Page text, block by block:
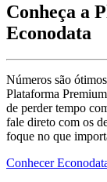
Conheça a
Econodata
Números são
Plataforma
de perder tempo
fale direto com os
foque no que
Conhecer